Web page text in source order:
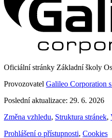
Oficiální stránky Základní školy
Provozovatel Galileo Corporation
Poslední aktualizace: 29. 6. 2026
Změna vzhledu, Struktura stránek,
Prohlášení o přístupnosti, Cookies